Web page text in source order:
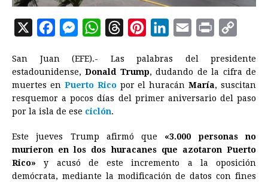
X
c
e
b
o
o
k
M
s
s
e
n
g
e
r
W
t
s
A
p
p
r
e
a
s
n
t
e
e
s
n
k
e
I
n
a
i
l
i
t
p
y
L
n
k
San Juan (EFE).- Las palabras del presidente
estadounidense,Donald Trump, dudando de la cifra de
muertes enPuerto Ricopor el huracánMaría, suscitan
resquemor a pocos días del primer aniversario del paso
por la isla de ese ciclón.
Este jueves Trump afirmó que «3.000 personas no
murieron en los dos huracanes que azotaron Puerto
Rico» y acusó de este incremento a la oposición
demócrata, mediante la modificación de datos con fines